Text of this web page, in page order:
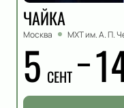
ЧАЙКА
Москва МХТ им. А. П.
5 СЕНТ